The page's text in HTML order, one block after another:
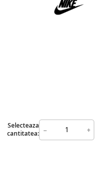
Selecteaza
cantitatea: - +